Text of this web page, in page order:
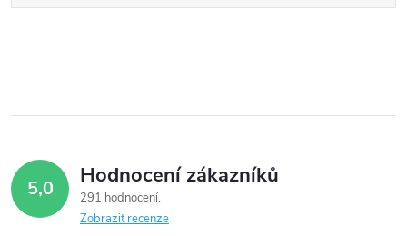
5,0 Hodnocení zákazníků
291 hodnocení
Zobrazit recenze